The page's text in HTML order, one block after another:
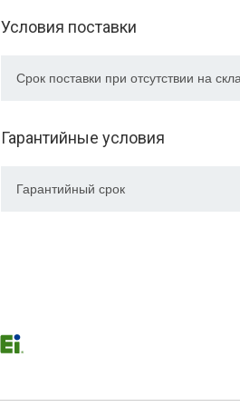
Условия поставки
Срок поставки при отсутствии на
Гарантийные условия
Гарантийный срок